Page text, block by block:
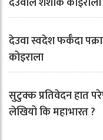
देउवा स्वदेश फर्कँदा
कोइराला
सुटुक्क प्रतिवेदन हात
लेखियो कि महाभारत ?